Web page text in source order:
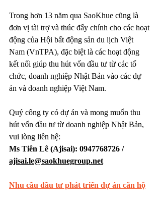
Trong hơn 13 năm qua SaoKhue cũng là
đơn vị tài trợ và thúc đẩy chính cho các hoạt
động của Hội bất động sản du lịch Việt
Nam (VnTPA), đặc biệt là các hoạt động
kết nối giúp thu hút vốn đầu tư từ các tổ
chức, doanh nghiệp Nhật Bản vào các dự
án và doanh nghiệp Việt Nam.
Quý công ty có dự án và mong muốn thu
hút vốn đầu tư từ doanh nghiệp Nhật Bản,
vui lòng liên hệ:
Ms Tiên Lê (Ajisai): 0947768726 /
ajisai.le@saokhuegroup.net
Nhu cầu đầu tư phát triển dự án căn hộ